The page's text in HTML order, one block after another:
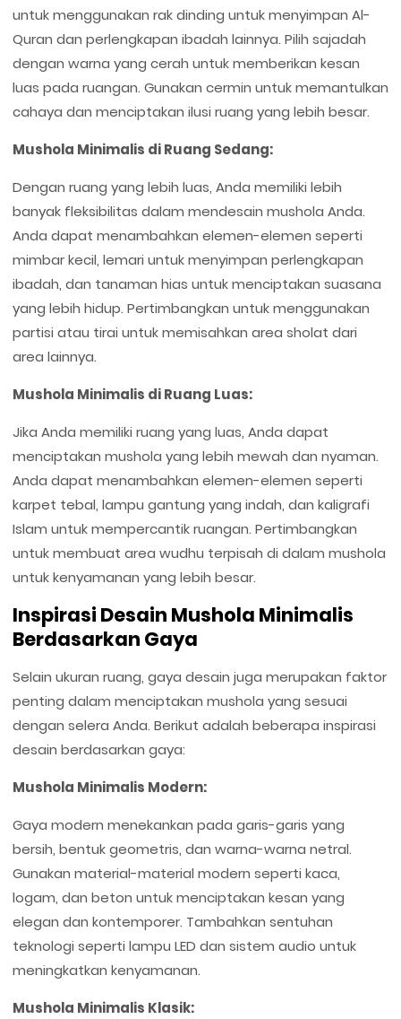
untuk menggunakan rak dinding untuk menyimpan Al-
Quran dan perlengkapan ibadah lainnya. Pilih sajadah
dengan warna yang cerah untuk memberikan kesan
luas pada ruangan. Gunakan cermin untuk memantulkan
cahaya dan menciptakan ilusi ruang yang lebih besar.
Mushola Minimalis di Ruang Sedang:
Dengan ruang yang lebih luas, Anda memiliki lebih
banyak fleksibilitas dalam mendesain mushola Anda.
Anda dapat menambahkan elemen-elemen seperti
mimbar kecil, lemari untuk menyimpan perlengkapan
ibadah, dan tanaman hias untuk menciptakan suasana
yang lebih hidup. Pertimbangkan untuk menggunakan
partisi atau tirai untuk memisahkan area sholat dari
area lainnya.
Mushola Minimalis di Ruang Luas:
Jika Anda memiliki ruang yang luas, Anda dapat
menciptakan mushola yang lebih mewah dan nyaman.
Anda dapat menambahkan elemen-elemen seperti
karpet tebal, lampu gantung yang indah, dan kaligrafi
Islam untuk mempercantik ruangan. Pertimbangkan
untuk membuat area wudhu terpisah di dalam mushola
untuk kenyamanan yang lebih besar.
Inspirasi Desain Mushola Minimalis
Berdasarkan Gaya
Selain ukuran ruang, gaya desain juga merupakan faktor
penting dalam menciptakan mushola yang sesuai
dengan selera Anda. Berikut adalah beberapa inspirasi
desain berdasarkan gaya:
Mushola Minimalis Modern:
Gaya modern menekankan pada garis-garis yang
bersih, bentuk geometris, dan warna-warna netral.
Gunakan material-material modern seperti kaca,
logam, dan beton untuk menciptakan kesan yang
elegan dan kontemporer. Tambahkan sentuhan
teknologi seperti lampu LED dan sistem audio untuk
meningkatkan kenyamanan.
Mushola Minimalis Klasik: